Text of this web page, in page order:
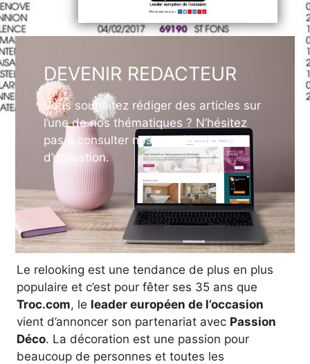
DEVENIR REDACTEUR
Vous souhaitez rédiger des articles sur
l’une de nos thématiques ? N’hésitez
pas à consulter nos conditions
d’utilisation.
Le relooking est une tendance de plus en plus
populaire et c’est pour fêter ses 35 ans que
Troc.com, le leader européen de l’occasion
vient d’annoncer son partenariat avec Passion
Déco. La décoration est une passion pour
beaucoup de personnes et toutes les